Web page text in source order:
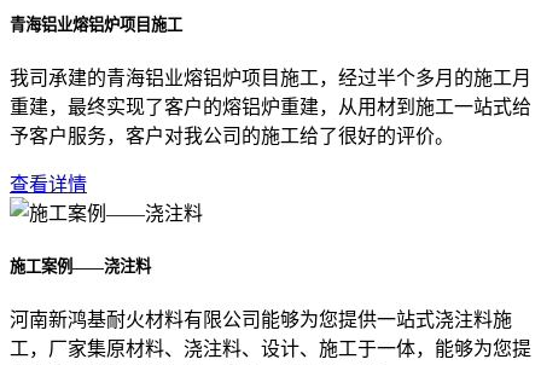
青海铝业熔铝炉项目施工
我司承建的青海铝业熔铝炉项目施工，经过半个多月的施工月
重建，最终实现了客户的熔铝炉重建，从用材到施工一站式给
予客户服务，客户对我公司的施工给了很好的评价。
查看详情
施工案例——浇注料
河南新鸿基耐火材料有限公司能够为您提供一站式浇注料施
工，厂家集原材料、浇注料、设计、施工于一体，能够为您提